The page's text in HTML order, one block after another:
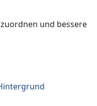
und bessere